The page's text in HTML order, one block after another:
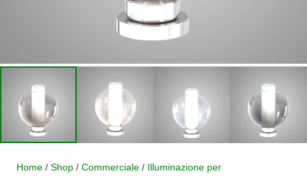
Home / Shop / Commerciale / Illuminazione per